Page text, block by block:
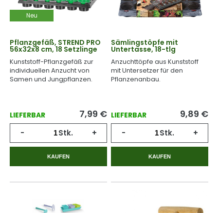
Neu
Pflanzgefäß, STREND PRO
56x32x8 cm, 18 Setzlinge
Kunststoff-Pflanzgefäß zur
individuellen Anzucht von
Samen und Jungpflanzen.
LIEFERBAR 7,99 €
- Stk. +
KAUFEN
Sämlingstöpfe mit
Untertasse, 18-tlg
Anzuchttöpfe aus Kunststoff
mit Untersetzer für den
Pflanzenanbau.
LIEFERBAR 9,89 €
- Stk. +
KAUFEN